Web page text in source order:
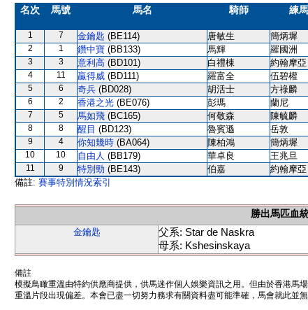
名次 馬號 馬名 騎師 練
1 7 金鑰匙 (BE114) 唐敏生 簡炳墀
2
1 鑽中寶 (BB133) 馬輝 羅國洲
3
3 意利高 (BD101) 白禮棟 約翰摩亞
4
11 贏得威 (BD111) 羅富全 伍碧權
5
6 奇兵 (BD028) 胡活士 方祿麟
6
2 香港之光 (BE076) 彭瑪 蘭尼
7
5 馬如飛 (BC165) 何敬森 陳毓麟
8
8 醒目 (BD123) 魯賓遜 岳敦
9
4 你知幾時 (BA064) 陳柏鴻 簡炳墀
10
10 自由人 (BB179) 華卓良 王兆旦
11
9 特別勁 (BE143) 伯嘉 約翰摩亞
備註: 賽事特別情況索引
勝出馬匹血
金鑰匙
父系: Star de Naskra
母系: Kshesinskaya
備註
模擬鳥瞰重溫由特約供應商提供，供馬迷作個人娛樂資訊之用。但由於香港馬
重溫片段出現偏差。本會已盡一切努力務求有關資料盡可能準確，馬會就此並